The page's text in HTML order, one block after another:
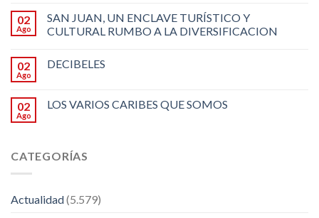
02
Ago
SAN JUAN, UN ENCLAVE TURÍSTICO Y
CULTURAL RUMBO A LA DIVERSIFICACION
02
Ago
DECIBELES
02
Ago
LOS VARIOS CARIBES QUE SOMOS
CATEGORÍAS
Actualidad(5.579)